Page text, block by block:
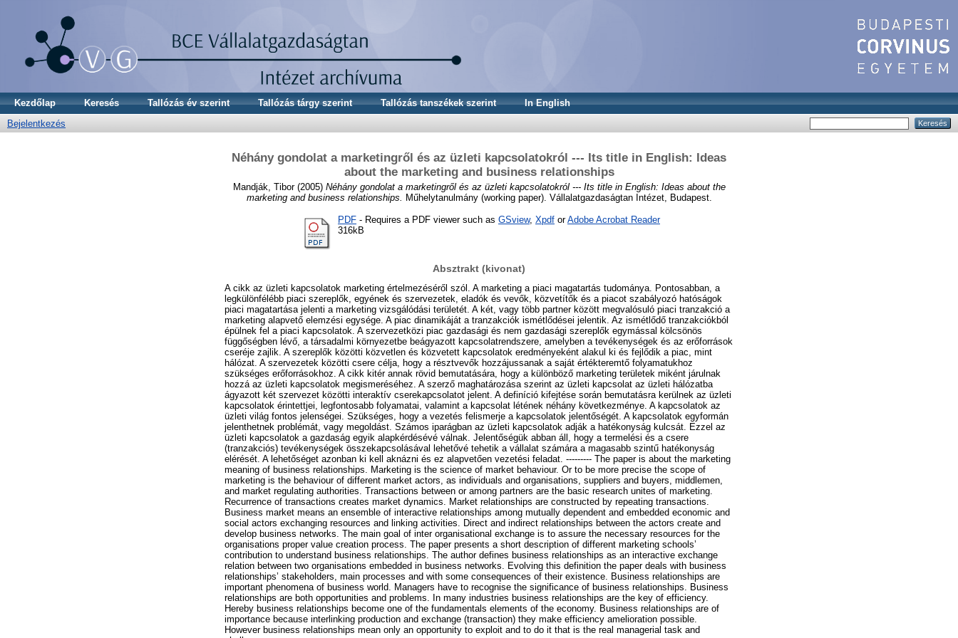
Kezdőlap Keresés Tallózás év szerint Tallózás tárgy szerint Tallózás tanszékek szerint
In English
Bejelentkezés
Néhány gondolat a marketingről és az üzleti kapcsolatokról --- Its title in English: Ideas
about the marketing and business relationships
Mandják, Tibor(2005) Néhány gondolat a marketingről és az üzleti kapcsolatokról --- Its title in English: Ideas about the
marketing and business relationships.
Műhelytanulmány (working paper). Vállalatgazdaságtan Intézet, Budapest.
PDF - Requires a PDF viewer such as GSview, Xpdf orAdobe Acrobat Reader
316kB
Absztrakt (kivonat)
A cikk az üzleti kapcsolatok marketing értelmezéséről szól. A marketing a piaci magatartás tudománya. Pontosabban, a
legkülönfélébb piaci szereplők, egyének és szervezetek, eladók és vevők, közvetítők és a piacot szabályozó hatóságok
piaci magatartása jelenti a marketing vizsgálódási területét. A két, vagy több partner között megvalósuló piaci tranzakció a
marketing alapvető elemzési egysége. A piac dinamikáját a tranzakciók ismétlődései jelentik. Az ismétlődő tranzakciókból
épülnek fel a piaci kapcsolatok. A szervezetközi piac gazdasági és nem gazdasági szereplők egymással kölcsönös
függőségben lévő, a társadalmi környezetbe beágyazott kapcsolatrendszere, amelyben a tevékenységek és az erőforrások
cseréje zajlik. A szereplők közötti közvetlen és közvetett kapcsolatok eredményeként alakul ki és fejlődik a piac, mint
hálózat. A szervezetek közötti csere célja, hogy a résztvevők hozzájussanak a saját értékteremtő folyamatukhoz
szükséges erőforrásokhoz. A cikk kitér annak rövid bemutatására, hogy a különböző marketing területek miként járulnak
hozzá az üzleti kapcsolatok megismeréséhez. A szerző maghatározása szerint az üzleti kapcsolat az üzleti hálózatba
ágyazott két szervezet közötti interaktív cserekapcsolatot jelent. A definíció kifejtése során bemutatásra kerülnek az üzleti
kapcsolatok érintettjei, legfontosabb folyamatai, valamint a kapcsolat létének néhány következménye. A kapcsolatok az
üzleti világ fontos jelenségei. Szükséges, hogy a vezetés felismerje a kapcsolatok jelentőségét. A kapcsolatok egyformán
jelenthetnek problémát, vagy megoldást. Számos iparágban az üzleti kapcsolatok adják a hatékonyság kulcsát. Ezzel az
üzleti kapcsolatok a gazdaság egyik alapkérdésévé válnak. Jelentőségük abban áll, hogy a termelési és a csere
(tranzakciós) tevékenységek összekapcsolásával lehetővé tehetik a vállalat számára a magasabb szintű hatékonyság
elérését. A lehetőséget azonban ki kell aknázni és ez alapvetően vezetési feladat. --------- The paper is about the marketing
meaning of business relationships. Marketing is the science of market behaviour. Or to be more precise the scope of
marketing is the behaviour of different market actors, as individuals and organisations, suppliers and buyers, middlemen,
and market regulating authorities. Transactions between or among partners are the basic research unites of marketing.
Recurrence of transactions creates market dynamics. Market relationships are constructed by repeating transactions.
Business market means an ensemble of interactive relationships among mutually dependent and embedded economic and
social actors exchanging resources and linking activities. Direct and indirect relationships between the actors create and
develop business networks. The main goal of inter organisational exchange is to assure the necessary resources for the
organisations proper value creation process. The paper presents a short description of different marketing schools’
contribution to understand business relationships. The author defines business relationships as an interactive exchange
relation between two organisations embedded in business networks. Evolving this definition the paper deals with business
relationships’ stakeholders, main processes and with some consequences of their existence. Business relationships are
important phenomena of business world. Managers have to recognise the significance of business relationships. Business
relationships are both opportunities and problems. In many industries business relationships are the key of efficiency.
Hereby business relationships become one of the fundamentals elements of the economy. Business relationships are of
importance because interlinking production and exchange (transaction) they make efficiency amelioration possible.
However business relationships mean only an opportunity to exploit and to do it that is the real managerial task and